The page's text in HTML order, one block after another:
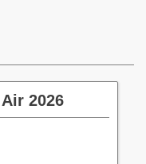
2026